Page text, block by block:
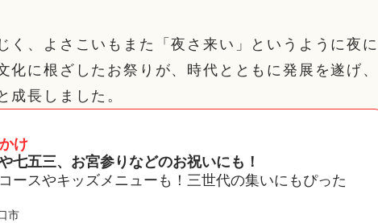
く、よさこいもまた「夜さ来い」というように夜に
化に根ざしたお祭りが、時代とともに発展を遂げ、
成長しました。
け
七五三、お宮参りなどのお祝いにも！
ースやキッズメニューも！三世代の集いにもぴった
市